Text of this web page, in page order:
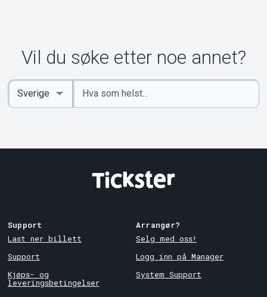
Vil du søke etter noe annet?
Angi
nøkkelord
Select
Country
Support
Last ner billett
Support
Kjøps- og
leveringsbetingelser
Arrangør?
Selg med oss!
Logg inn på Manager
System Support